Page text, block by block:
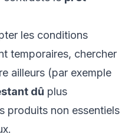
les conditions
temporaires, chercher
ailleurs (par exemple
dû plus
produits non essentiels